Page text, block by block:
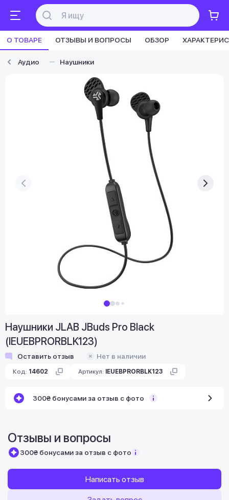
О ТОВАРЕ ОТЗЫВЫ И ВОПРОСЫ ОБЗОР
Аудио Наушники
Наушники JLAB JBuds Pro Black
(IEUEBPRORBLK123)
Оставить отзыв Нет в наличии
Код: 14602 Артикул: IEUEBPRORBLK123
300₴ бонусами за отзыв с фото
Отзывы и вопросы
300₴ бонусами за отзыв с фото
Написать отзыв